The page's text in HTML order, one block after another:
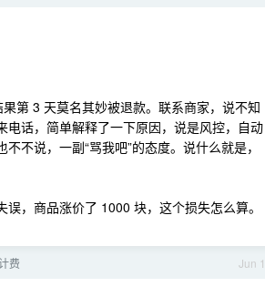
第 3 天莫名其妙被退款。联系商家，说不知
话，简单解释了一下原因，说是风控，自动
不说，一副“骂我吧”的态度。说什么就是，
，商品涨价了 1000 块，这个损失怎么算。
Jun 1
费